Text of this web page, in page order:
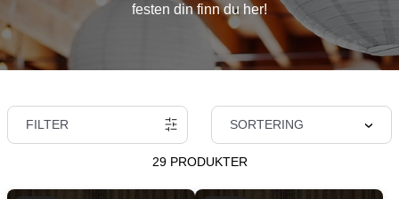
festen din finn du her!
FILTER SORTERING
29 PRODUKTER